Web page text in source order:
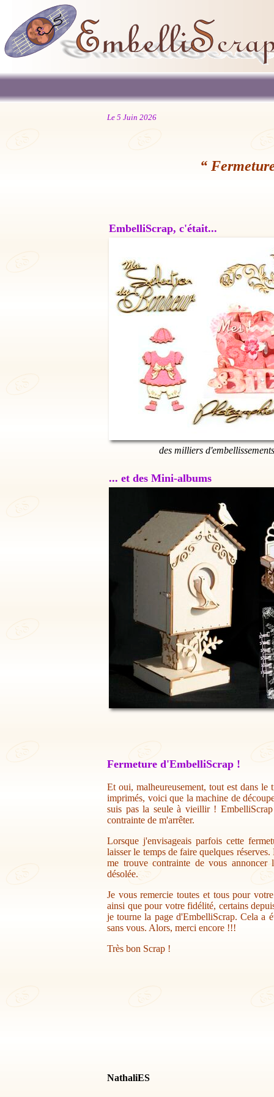
Le 5 Juin 2026
“
EmbelliScrap, c'était...
des milliers
... et des Mini-albums
Fermeture d'EmbelliScrap !
Et oui, malheureusement, tout est dans
imprimés, voici que la machine de
suis pas la seule à vieillir !
contrainte de m'arrêter.
Lorsque j'envisageais parfois cette
laisser le temps de faire quelques
me trouve contrainte de vous annoncer
désolée.
Je vous remercie toutes et tous pour
ainsi que pour votre fidélité, certains
je tourne la page d'EmbelliScrap. Cela a
sans vous. Alors, merci encore !!!
Très bon Scrap !
NathaliES